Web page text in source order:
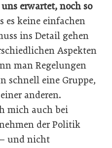
erwartet, noch so
es keine einfachen
ins Detail gehen
Aspekten
man Regelungen
schnell eine Gruppe,
anderen.
mich auch bei
der Politik
und nicht